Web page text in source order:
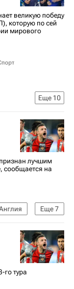
великую победу
которую по сей
мирового
Еще 10
лучшим
сообщается на
Еще7
Серия А 2026-2027 (Чемпионат Италии по футболу)
го тура